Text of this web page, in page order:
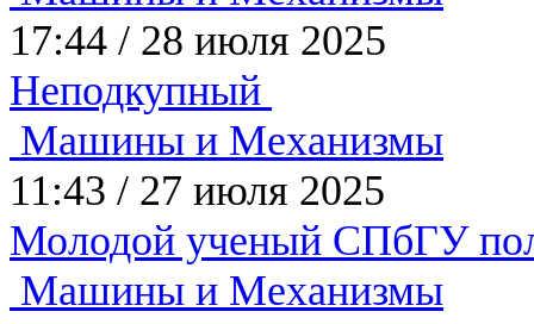
17:44 / 28 июля 2025
Неподкупный
Машины и Механизмы
11:43 / 27 июля 2025
Молодой ученый СПбГУ
Машины и Механизмы